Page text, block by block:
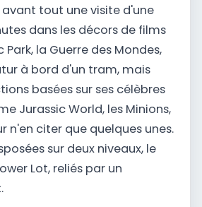
tout une visite d'une
dans les décors de films
la Guerre des Mondes,
à bord d'un tram, mais
basées sur ses célèbres
Jurassic World, les Minions,
n'en citer que quelques unes.
sur deux niveaux, le
Lot, reliés par un